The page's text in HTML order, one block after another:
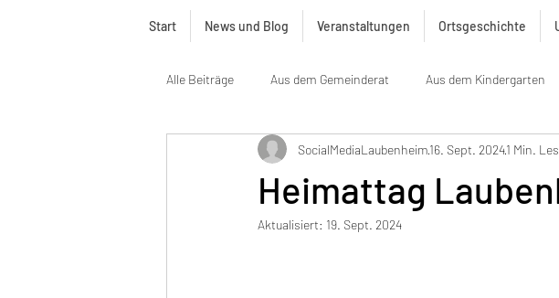
Start News und Blog Veranstaltungen Ortsgeschichte
Alle Beiträge Aus dem Gemeinderat Aus dem Kindergarten
Heimattag
SocialMediaLaubenheim16. Sept. 20241 Min.
Aktualisiert: 19. Sept. 2024